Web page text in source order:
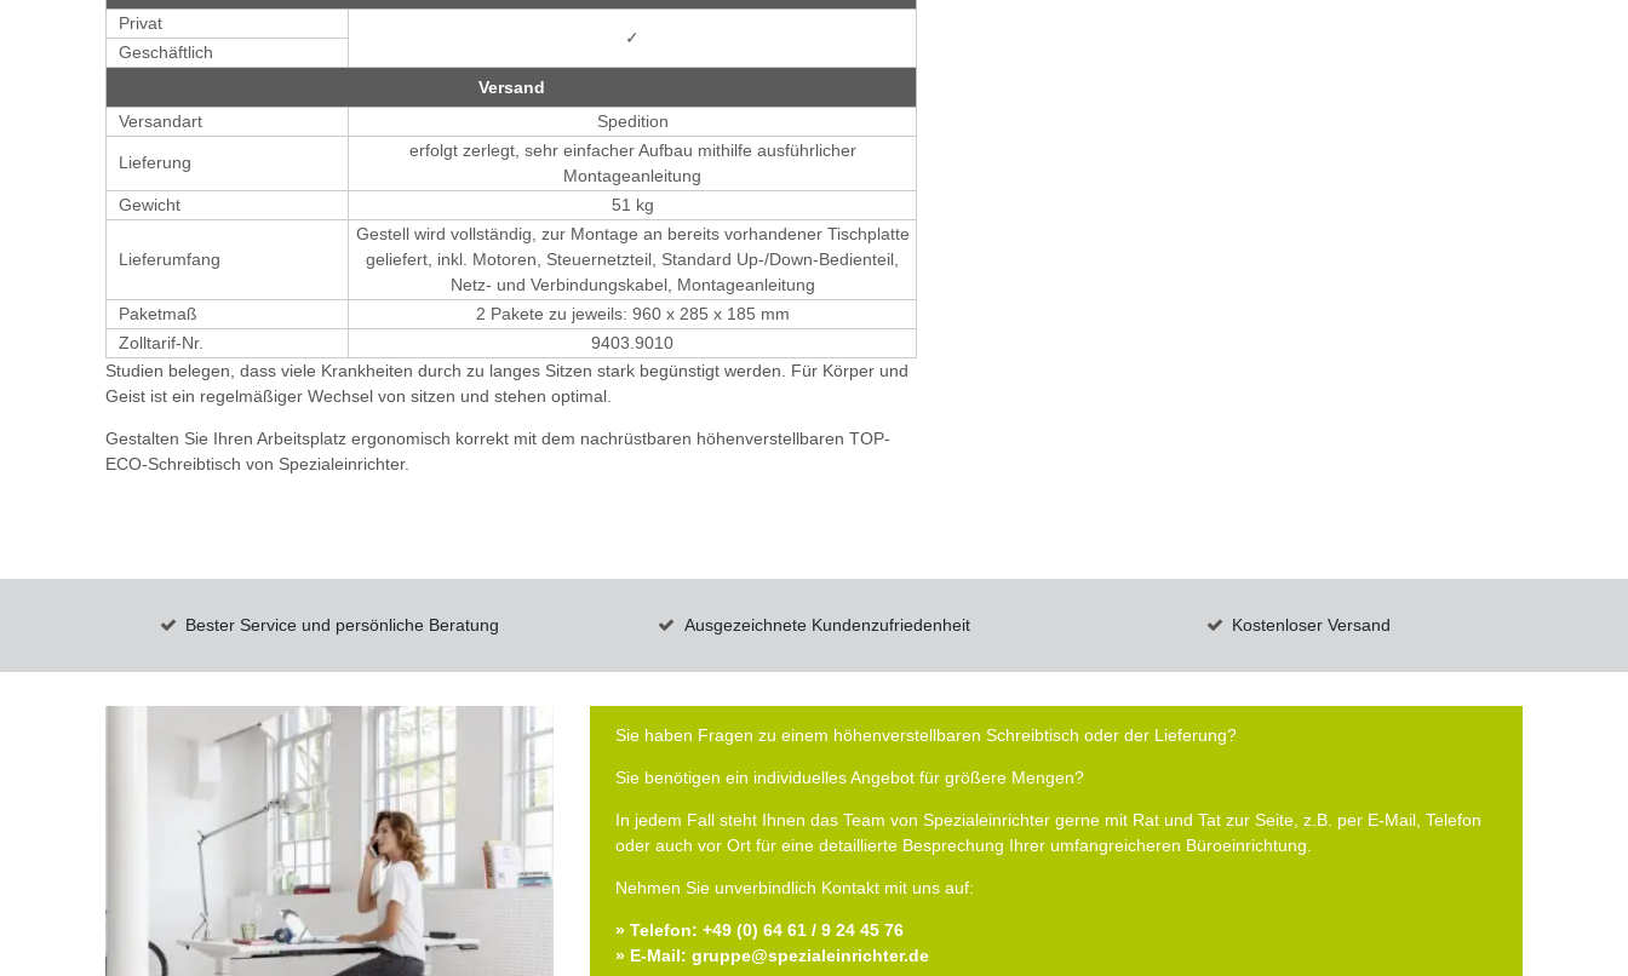
Privat
✓
Geschäftlich
Versand
Versandart
Spedition
Lieferung
erfolgt zerlegt, sehr einfacher Aufbau mithilfe ausführlicher
Montageanleitung
Gewicht
51 kg
Lieferumfang
Gestell wird vollständig, zur Montage an bereits vorhandener Tischplatte
geliefert, inkl. Motoren, Steuernetzteil, Standard Up-/Down-Bedienteil,
Netz- und Verbindungskabel, Montageanleitung
Paketmaß
2 Pakete zu jeweils: 960 x 285 x 185 mm
Zolltarif-Nr.
9403.9010
Studien belegen, dass viele Krankheiten durch zu langes Sitzen stark begünstigt werden. Für Körper und
Geist ist ein regelmäßiger Wechsel von sitzen und stehen optimal.
Gestalten Sie Ihren Arbeitsplatz ergonomisch korrekt mit dem nachrüstbaren höhenverstellbaren TOP-
ECO-Schreibtisch von Spezialeinrichter.
Bester Service und persönliche Beratung Ausgezeichnete Kundenzufriedenheit Kostenloser Versand
Sie haben Fragen zu einem höhenverstellbaren Schreibtisch oder der Lieferung?
Sie benötigen ein individuelles Angebot für größere Mengen?
In jedem Fall steht Ihnen das Team von Spezialeinrichter gerne mit Rat und Tat zur Seite, z.B. per E-Mail, Telefon
oder auch vor Ort für eine detaillierte Besprechung Ihrer umfangreicheren Büroeinrichtung.
Nehmen Sie unverbindlich Kontakt mit uns auf:
» Telefon: +49 (0) 64 61 / 9 24 45 76
» E-Mail: gruppe@spezialeinrichter.de